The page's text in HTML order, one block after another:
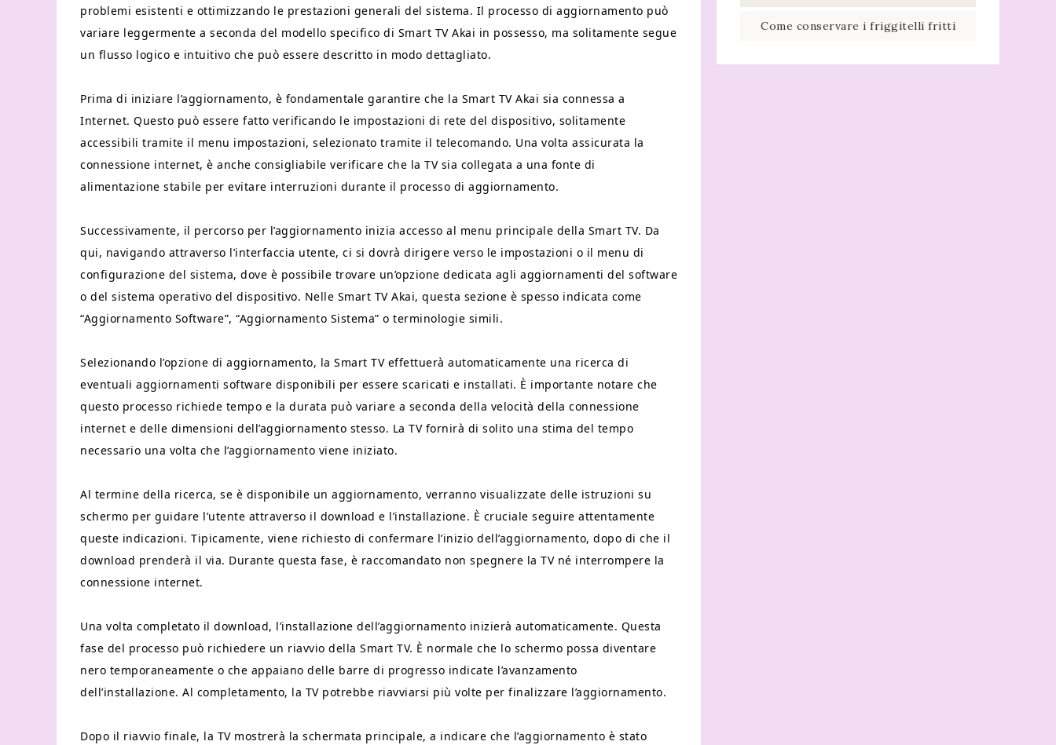
problemi esistenti e ottimizzando le prestazioni generali del sistema. Il processo di aggiornamento può
variare leggermente a seconda del modello specifico di Smart TV Akai in possesso, ma solitamente segue
un flusso logico e intuitivo che può essere descritto in modo dettagliato.
Prima di iniziare l’aggiornamento, è fondamentale garantire che la Smart TV Akai sia connessa a
Internet. Questo può essere fatto verificando le impostazioni di rete del dispositivo, solitamente
accessibili tramite il menu impostazioni, selezionato tramite il telecomando. Una volta assicurata la
connessione internet, è anche consigliabile verificare che la TV sia collegata a una fonte di
alimentazione stabile per evitare interruzioni durante il processo di aggiornamento.
Successivamente, il percorso per l’aggiornamento inizia accesso al menu principale della Smart TV. Da
qui, navigando attraverso l’interfaccia utente, ci si dovrà dirigere verso le impostazioni o il menu di
configurazione del sistema, dove è possibile trovare un’opzione dedicata agli aggiornamenti del software
o del sistema operativo del dispositivo. Nelle Smart TV Akai, questa sezione è spesso indicata come
“Aggiornamento Software”, “Aggiornamento Sistema” o terminologie simili.
Selezionando l’opzione di aggiornamento, la Smart TV effettuerà automaticamente una ricerca di
eventuali aggiornamenti software disponibili per essere scaricati e installati. È importante notare che
questo processo richiede tempo e la durata può variare a seconda della velocità della connessione
internet e delle dimensioni dell’aggiornamento stesso. La TV fornirà di solito una stima del tempo
necessario una volta che l’aggiornamento viene iniziato.
Al termine della ricerca, se è disponibile un aggiornamento, verranno visualizzate delle istruzioni su
schermo per guidare l’utente attraverso il download e l’installazione. È cruciale seguire attentamente
queste indicazioni. Tipicamente, viene richiesto di confermare l’inizio dell’aggiornamento, dopo di che il
download prenderà il via. Durante questa fase, è raccomandato non spegnere la TV né interrompere la
connessione internet.
Una volta completato il download, l’installazione dell’aggiornamento inizierà automaticamente. Questa
fase del processo può richiedere un riavvio della Smart TV. È normale che lo schermo possa diventare
nero temporaneamente o che appaiano delle barre di progresso indicate l’avanzamento
dell’installazione. Al completamento, la TV potrebbe riavviarsi più volte per finalizzare l’aggiornamento.
Dopo il riavvio finale, la TV mostrerà la schermata principale, a indicare che l’aggiornamento è stato
Come conservare i friggitelli fritti​